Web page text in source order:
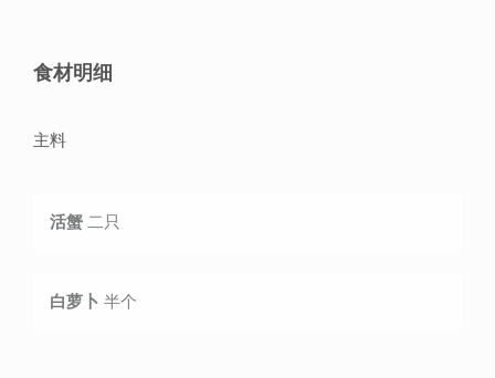
食材明细
主料
活蟹 二只
白萝卜 半个